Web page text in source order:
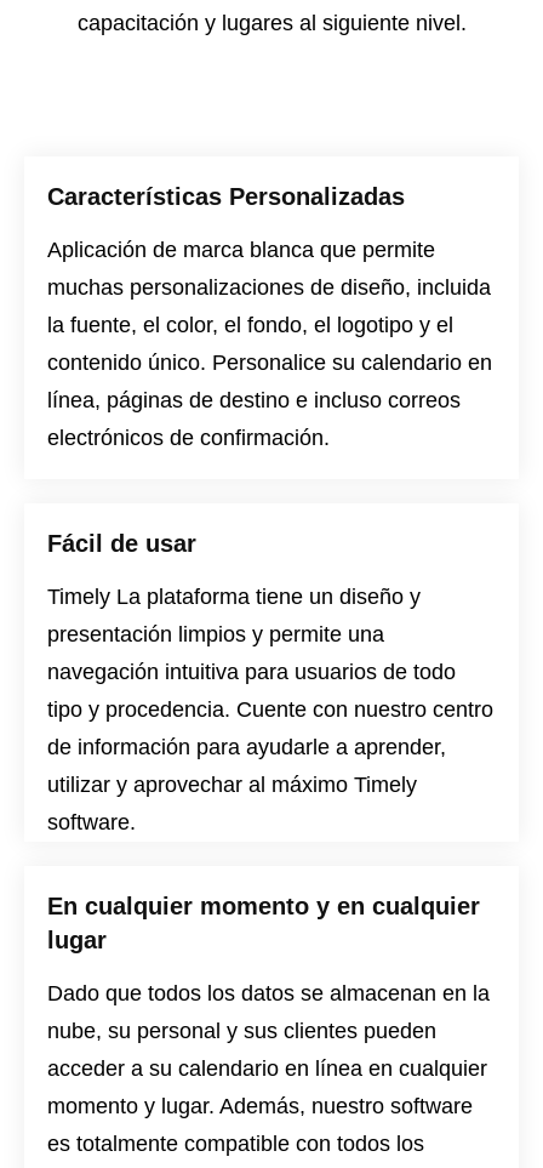
capacitación y lugares al siguiente nivel.
Características Personalizadas
Aplicación de marca blanca que permite
muchas personalizaciones de diseño, incluida
la fuente, el color, el fondo, el logotipo y el
contenido único. Personalice su calendario en
línea, páginas de destino e incluso correos
electrónicos de confirmación.
Fácil de usar
Timely La plataforma tiene un diseño y
presentación limpios y permite una
navegación intuitiva para usuarios de todo
tipo y procedencia. Cuente con nuestro centro
de información para ayudarle a aprender,
utilizar y aprovechar al máximo Timely
software.
En cualquier momento y en cualquier
lugar
Dado que todos los datos se almacenan en la
nube, su personal y sus clientes pueden
acceder a su calendario en línea en cualquier
momento y lugar. Además, nuestro software
es totalmente compatible con todos los